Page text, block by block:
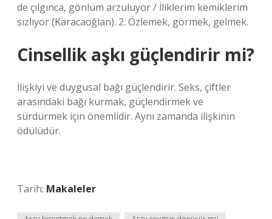
de çılgınca, gönlüm arzuluyor / İliklerim kemiklerim
sızlıyor (Karacaoğlan). 2. Özlemek, görmek, gelmek.
Cinsellik aşkı güçlendirir mi?
İlişkiyi ve duygusal bağı güçlendirir. Seks, çiftler
arasındaki bağı kurmak, güçlendirmek ve
sürdürmek için önemlidir. Aynı zamanda ilişkinin
ödülüdür.
Tarih: Makaleler